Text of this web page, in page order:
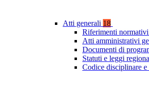
Atti generali 18
Riferimenti
Atti amministrativi
Documenti di
Statuti e leggi
Codice disciplinare